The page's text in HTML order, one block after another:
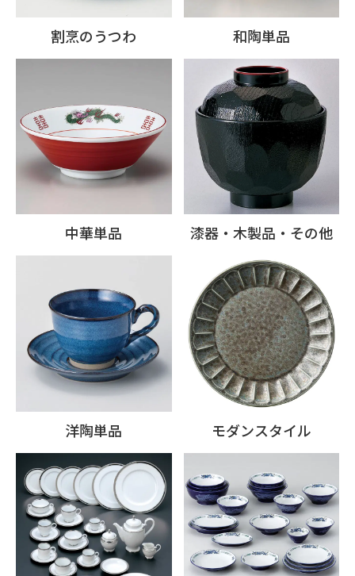
割烹のうつわ 和陶単品
中華単品 漆器・木製品・その他
洋陶単品 モダンスタイル